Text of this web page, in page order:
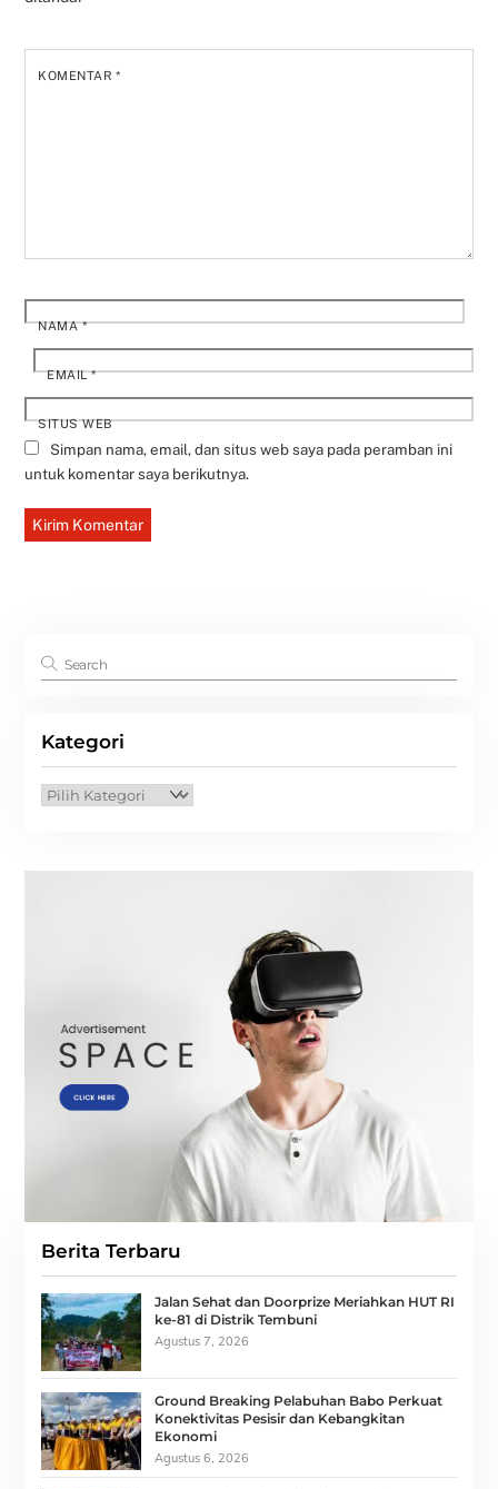
KOMENTAR*
NAMA*
EMAIL*
SITUS WEB
Simpan nama, email, dan situs web saya pada peramban ini
untuk komentar saya berikutnya.
Kategori
Kategori
Berita Terbaru
Jalan Sehat dan Doorprize Meriahkan HUT RI
ke-81 di Distrik Tembuni
Agustus 7, 2026
Ground Breaking Pelabuhan Babo Perkuat
Konektivitas Pesisir dan Kebangkitan
Ekonomi
Agustus 6, 2026